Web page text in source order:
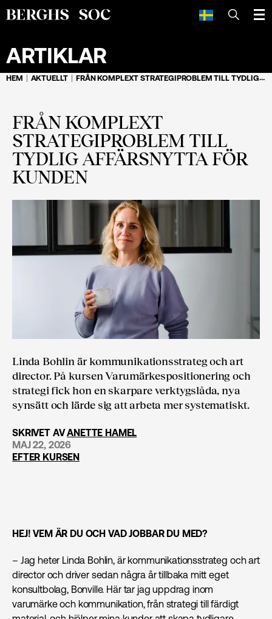
SÖK
ARTIKLAR
HEM AKTUELLT FRÅN KOMPLEXT STRATEGIPROBLEM TILL TYDLIG AFFÄRSNYTTA FÖR KUNDEN
FRÅN KOMPLEXT
STRATEGIPROBLEM TILL
TYDLIG AFFÄRSNYTTA FÖR
KUNDEN
Linda Bohlin är kommunikationsstrateg och art
director. På kursen Varumärkes­positionering och
strategi fick hon en skarpare verktygslåda, nya
synsätt och lärde sig att arbeta mer systematiskt.
SKRIVET AVANETTE HAMEL
MAJ 22, 2026
EFTER KURSEN
HEJ! VEM ÄR DU OCH VAD JOBBAR DU MED?
– Jag heter Linda Bohlin, är kommunikationsstrateg och art
director och driver sedan några år tillbaka mitt eget
konsultbolag, Bonville. Här tar jag uppdrag inom
varumärke och kommunikation, från strategi till färdigt